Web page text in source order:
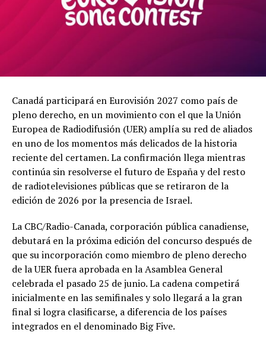
Canadá participará en Eurovisión 2027 como país de
pleno derecho, en un movimiento con el que la Unión
Europea de Radiodifusión (UER) amplía su red de aliados
en uno de los momentos más delicados de la historia
reciente del certamen. La confirmación llega mientras
continúa sin resolverse el futuro de España y del resto
de radiotelevisiones públicas que se retiraron de la
edición de 2026 por la presencia de Israel.
La CBC/Radio-Canada, corporación pública canadiense,
debutará en la próxima edición del concurso después de
que su incorporación como miembro de pleno derecho
de la UER fuera aprobada en la Asamblea General
celebrada el pasado 25 de junio. La cadena competirá
inicialmente en las semifinales y solo llegará a la gran
final si logra clasificarse, a diferencia de los países
integrados en el denominado Big Five.